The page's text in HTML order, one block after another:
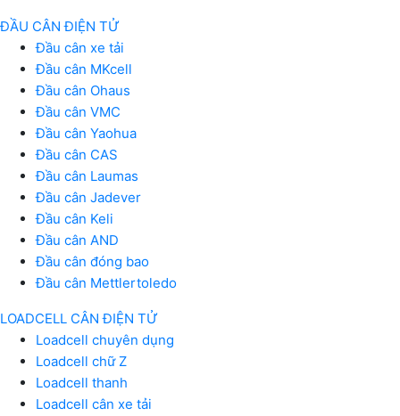
ĐẦU CÂN ĐIỆN TỬ
Đầu cân xe tải
Đầu cân MKcell
Đầu cân Ohaus
Đầu cân VMC
Đầu cân Yaohua
Đầu cân CAS
Đầu cân Laumas
Đầu cân Jadever
Đầu cân Keli
Đầu cân AND
Đầu cân đóng bao
Đầu cân Mettlertoledo
LOADCELL CÂN ĐIỆN TỬ
Loadcell chuyên dụng
Loadcell chữ Z
Loadcell thanh
Loadcell cân xe tải